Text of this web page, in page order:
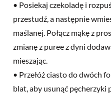
• Posiekaj czekoladę i
przestudź, a następnie
maślanej. Połącz mąkę z
zmianę z puree z dyni
mieszając.
• Przełóż ciasto do dwóch
blat, aby usunąć pęcherzyki